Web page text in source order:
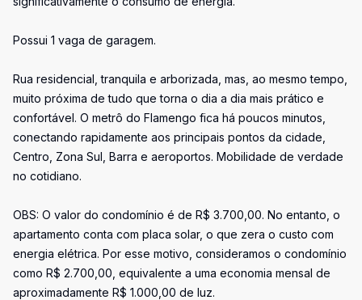
Possui 1 vaga de garagem.
Rua residencial, tranquila e arborizada, mas, ao mesmo tempo,
muito próxima de tudo que torna o dia a dia mais prático e
confortável. O metrô do Flamengo fica há poucos minutos,
conectando rapidamente aos principais pontos da cidade,
Centro, Zona Sul, Barra e aeroportos. Mobilidade de verdade
no cotidiano.
OBS: O valor do condomínio é de R$ 3.700,00. No entanto, o
apartamento conta com placa solar, o que zera o custo com
energia elétrica. Por esse motivo, consideramos o condomínio
como R$ 2.700,00, equivalente a uma economia mensal de
aproximadamente R$ 1.000,00 de luz.